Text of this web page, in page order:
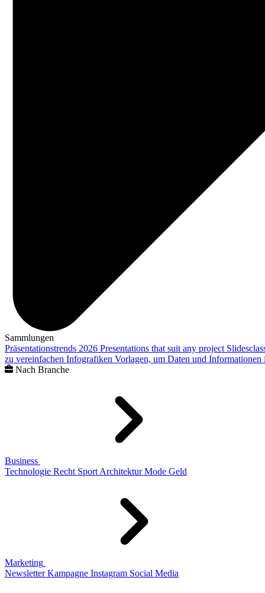
Sammlungen
Präsentationstrends 2026 Presentations that suit any project
zu vereinfachen Infografiken Vorlagen, um Daten und
Nach Branche
Business
Technologie Recht Sport Architektur Mode Geld
Marketing
Newsletter Kampagne Instagram Social Media